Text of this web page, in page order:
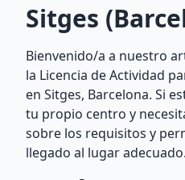
Sitges
Bienvenido/a a nuestro
la Licencia de Actividad
en Sitges, Barcelona. Si
tu propio centro y
sobre los requisitos y
llegado al lugar adecuado.